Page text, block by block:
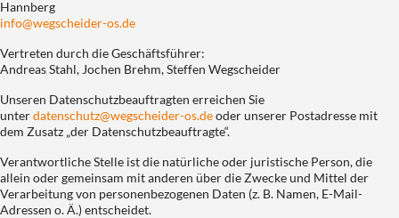
Hannberg
info@wegscheider-os.de
Vertreten durch die Geschäftsführer:
Andreas Stahl, Jochen Brehm, Steffen Wegscheider
Unseren Datenschutzbeauftragten erreichen Sie
unterdatenschutz@wegscheider-os.deoder unserer Postadresse mit
dem Zusatz „der Datenschutzbeauftragte“.
Verantwortliche Stelle ist die natürliche oder juristische Person, die
allein oder gemeinsam mit anderen über die Zwecke und Mittel der
Verarbeitung von personenbezogenen Daten (z. B. Namen, E-Mail-
Adressen o. Ä.) entscheidet.